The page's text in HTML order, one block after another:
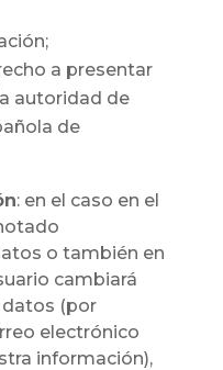
a presentar
autoridad de
de
: en el caso en el
o también en
cambiará
(por
electrónico
información),